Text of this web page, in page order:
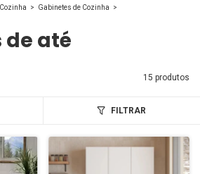
Cozinha > Gabinetes de Cozinha
>
de até
15 produtos
FILTRAR